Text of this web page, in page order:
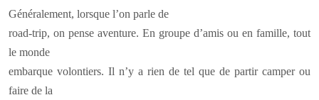
Généralement, lorsque l’on parle de
road-trip, on pense aventure. En groupe d’amis ou en famille, tout
le monde
embarque volontiers. Il n’y a rien de tel que de partir camper ou
faire de la